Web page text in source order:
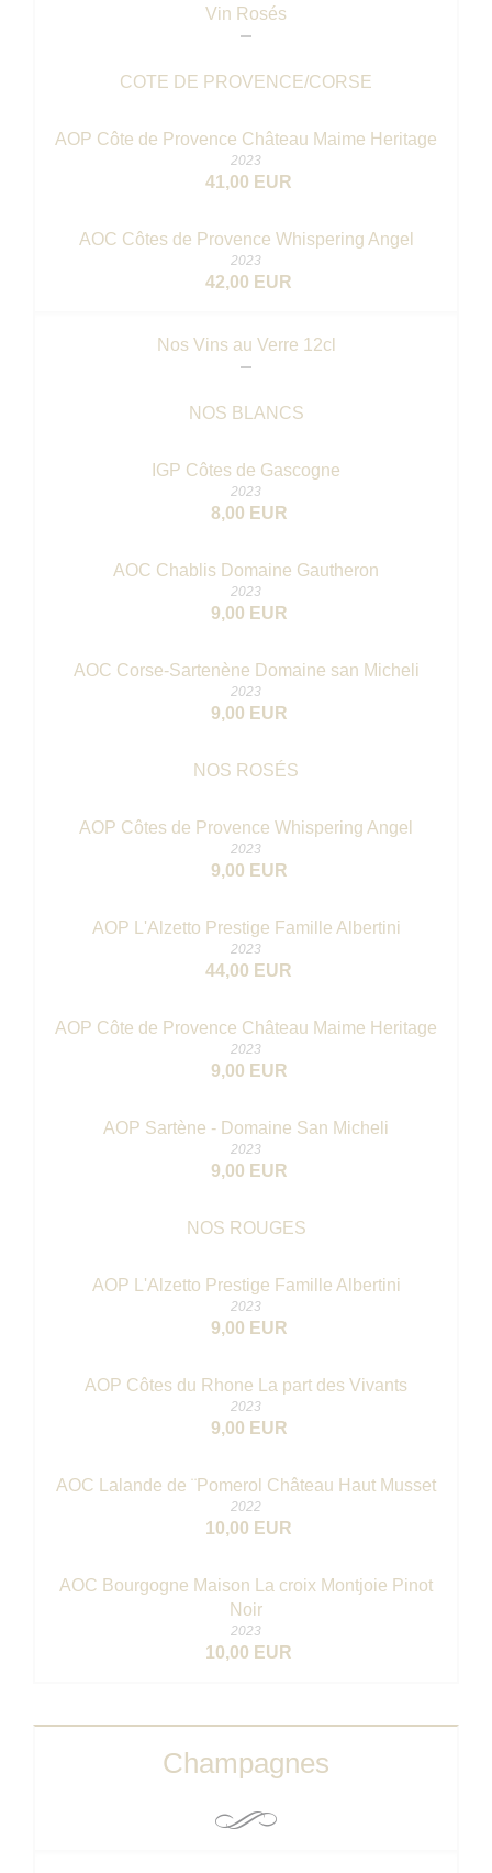
Vin Rosés
COTE DE PROVENCE/CORSE
AOP Côte de Provence Château Maime Heritage
2023
41,00 EUR
AOC Côtes de Provence Whispering Angel
2023
42,00 EUR
Nos Vins au Verre 12cl
NOS BLANCS
IGP Côtes de Gascogne
2023
8,00 EUR
AOC Chablis Domaine Gautheron
2023
9,00 EUR
AOC Corse-Sartenène Domaine san Micheli
2023
9,00 EUR
NOS ROSÉS
AOP Côtes de Provence Whispering Angel
2023
9,00 EUR
AOP L'Alzetto Prestige Famille Albertini
2023
44,00 EUR
AOP Côte de Provence Château Maime Heritage
2023
9,00 EUR
AOP Sartène - Domaine San Micheli
2023
9,00 EUR
NOS ROUGES
AOP L'Alzetto Prestige Famille Albertini
2023
9,00 EUR
AOP Côtes du Rhone La part des Vivants
2023
9,00 EUR
AOC Lalande de ¨Pomerol Château Haut Musset
2022
10,00 EUR
AOC Bourgogne Maison La croix Montjoie Pinot
Noir
2023
10,00 EUR
Champagnes